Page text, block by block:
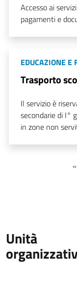
Accesso ai
pagamenti e
EDUCAZIONE E
Trasporto
Il servizio è
secondarie di I°
in zone non
«
Unità